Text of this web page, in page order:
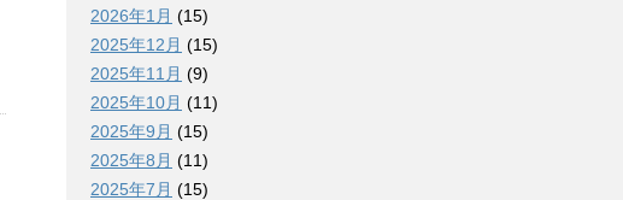
2026年1月 (15)
2025年12月 (15)
2025年11月 (9)
2025年10月 (11)
2025年9月 (15)
2025年8月 (11)
2025年7月 (15)